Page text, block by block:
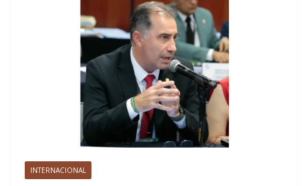
INTERNACIONAL